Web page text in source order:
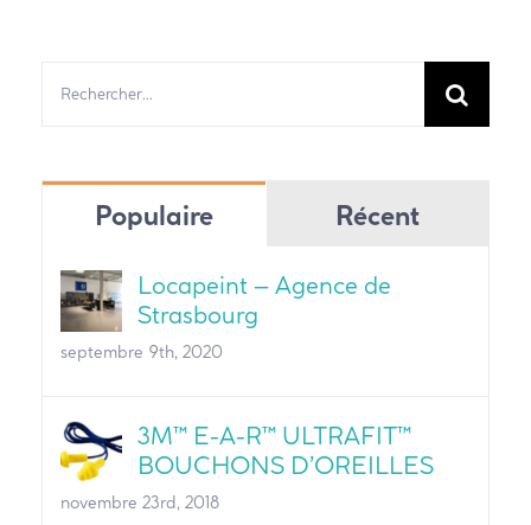
Populaire Récent
Locapeint – Agence de
Strasbourg
septembre 9th, 2020
3M™ E-A-R™ ULTRAFIT™
BOUCHONS D’OREILLES
novembre 23rd, 2018